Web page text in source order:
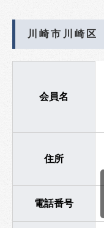
川崎市川崎区
会員名
住所
電話番号